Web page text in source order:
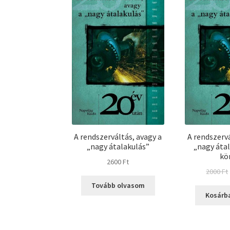
A rendszerváltás, avagy a
„nagy átalakulás”
2600Ft
Tovább olvasom
A
„nagy
2000Ft